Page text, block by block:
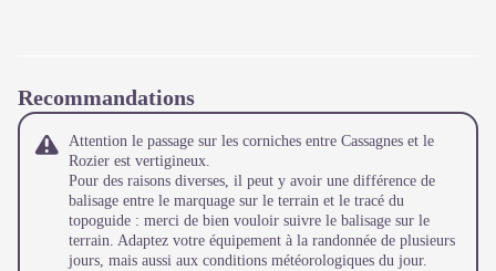
Recommandations
Attention le passage sur les corniches entre Cassagnes et le
Rozier est vertigineux.
Pour des raisons diverses, il peut y avoir une différence de
balisage entre le marquage sur le terrain et le tracé du
topoguide : merci de bien vouloir suivre le balisage sur le
terrain. Adaptez votre équipement à la randonnée de plusieurs
jours, mais aussi aux conditions météorologiques du jour.